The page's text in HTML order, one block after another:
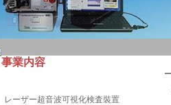
事業内容
レーザー超音波可視化検査裝置